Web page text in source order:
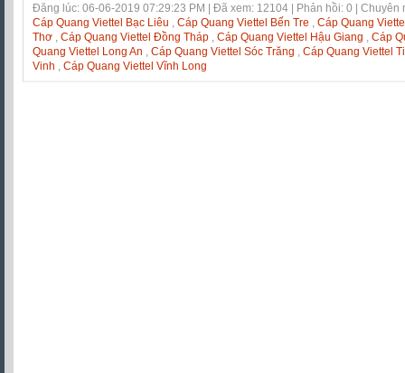
Đăng lúc: 06-06-2019 07:29:23 PM | Đã xem: 12104 | Phản hồi: 0 | Chuyên
Cáp Quang Viettel Bạc Liêu
Cáp Quang Viettel Bến Tre
Cáp Quang
Thơ
Cáp Quang Viettel Đồng Tháp Cáp Quang Viettel Hậu Giang
Cáp
Quang Viettel Long An
Cáp Quang Viettel Sóc Trăng
Cáp Quang Viettel
Vinh
Cáp Quang Viettel Vĩnh Long